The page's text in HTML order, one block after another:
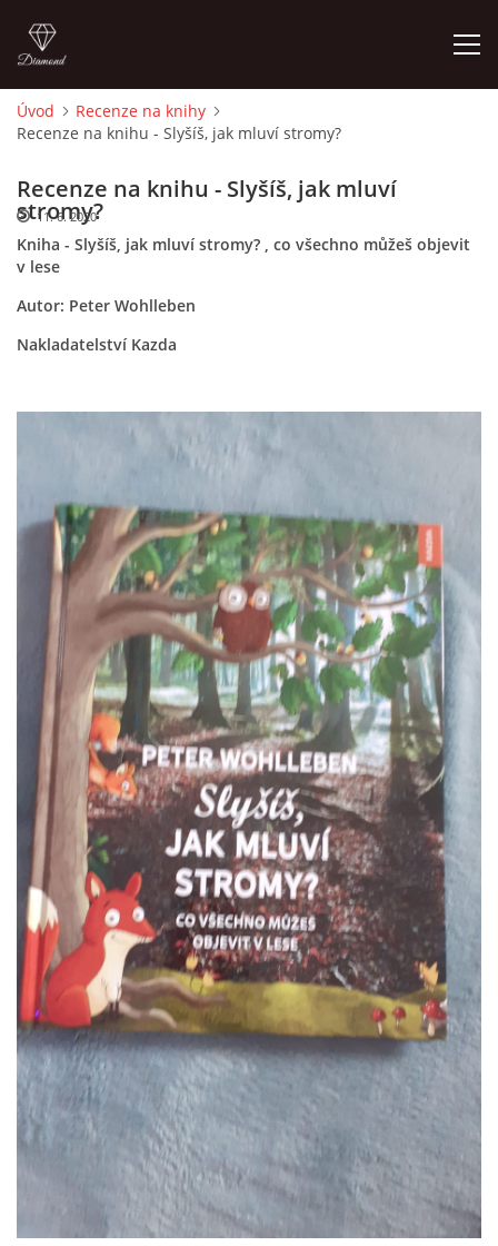
ÚVOD
O MĚ
FOTOALBUM
DĚJINY VÝTVARNÉHO UMĚNÍ
VZDĚLÁVACÍ BLOK ZÁŘÍ
VZDĚLÁVACÍ BLOK ŘÍJEN
VZDĚLÁVACÍ BLOK LISTOPAD
VZDĚLÁVACÍ BLOK PROSINEC
VZDĚLÁVACÍ BLOK LEDEN
VZDĚLÁVACÍ BLOK ÚNOR
VZDĚLÁVACÍ BLOK BŘEZEN
VZDĚLÁVACÍ BLOK DUBEN
VÝTVARNÉ TECHNIKY
VÝTVARNÉ POMŮCKY
VÝTVARNÉ AKTIVITY - JARO
Úvod
Recenze na knihy
Recenze na knihu - Slyšíš, jak mluví stromy?
Recenze na knihu - Slyšíš, jak mluví
stromy?
Kniha - Slyšíš, jak mluví stromy? , co všechno můžeš objevit
v lese
Autor: Peter Wohlleben
Nakladatelství Kazda
11. 6. 2020